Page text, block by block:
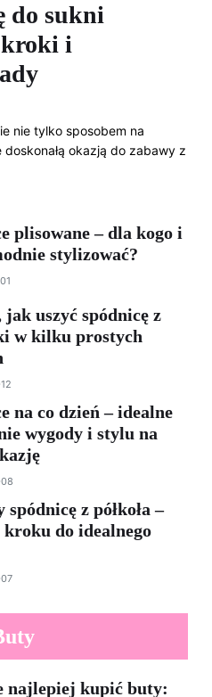
do sukni
i
nie tylko sposobem na
okazją do zabawy z
plisowane – dla kogo i
stylizować?
uszyć spódnicę z
w kilku prostych
na co dzień – idealne
wygody i stylu na
spódnicę z półkoła –
do idealnego
najlepiej kupić buty: